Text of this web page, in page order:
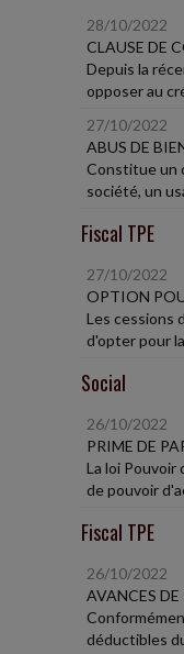
28/10/2022
CLAUSE DE
Depuis la
opposer au
27/10/2022
ABUS DE
Constitue un
société, un
Fiscal TPE
27/10/2022
OPTION
Les cessions
d'opter pour
Social
26/10/2022
PRIME DE
La loi Pouvoir
de pouvoir
Fiscal TPE
26/10/2022
AVANCES
déductibles